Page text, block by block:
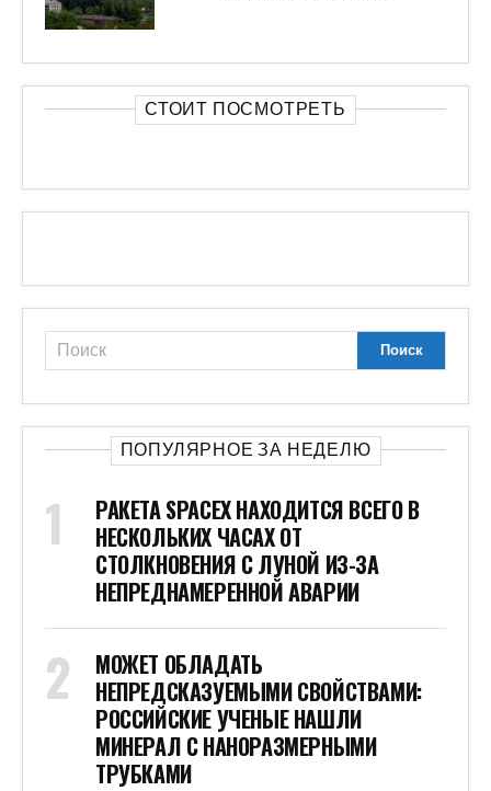
СТОИТ ПОСМОТРЕТЬ
ПОПУЛЯРНОЕ ЗА НЕДЕЛЮ
РАКЕТА SPACEX НАХОДИТСЯ ВСЕГО В
НЕСКОЛЬКИХ ЧАСАХ ОТ
СТОЛКНОВЕНИЯ С ЛУНОЙ ИЗ-ЗА
НЕПРЕДНАМЕРЕННОЙ АВАРИИ
МОЖЕТ ОБЛАДАТЬ
НЕПРЕДСКАЗУЕМЫМИ СВОЙСТВАМИ:
РОССИЙСКИЕ УЧЕНЫЕ НАШЛИ
МИНЕРАЛ С НАНОРАЗМЕРНЫМИ
ТРУБКАМИ